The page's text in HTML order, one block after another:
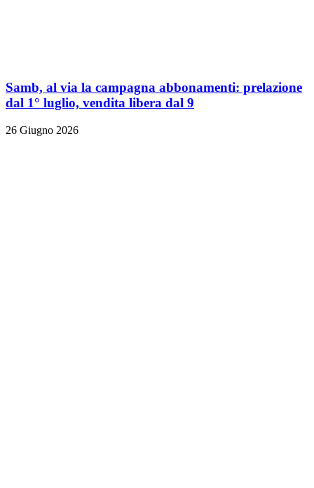
Samb, al via la campagna abbonamenti: prelazione
dal 1° luglio, vendita libera dal 9
26 Giugno 2026